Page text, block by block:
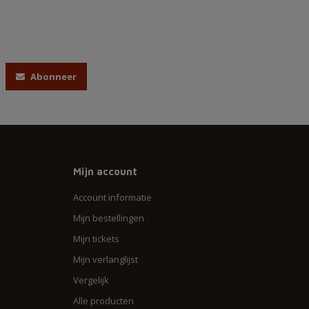
Abonneer
Mijn account
Account informatie
Mijn bestellingen
Mijn tickets
Mijn verlanglijst
Vergelijk
Alle producten